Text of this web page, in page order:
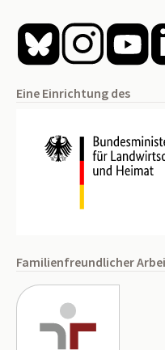
Eine Einrichtung des
Familienfreundlicher